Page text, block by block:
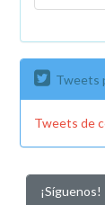
Tweets
Tweets de
¡Síguenos!